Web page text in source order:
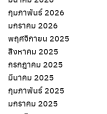
กุมภาพันธ์ 2026
มกราคม 2026
พฤศจิกายน 2025
สิงหาคม 2025
กรกฎาคม 2025
มีนาคม 2025
กุมภาพันธ์ 2025
มกราคม 2025